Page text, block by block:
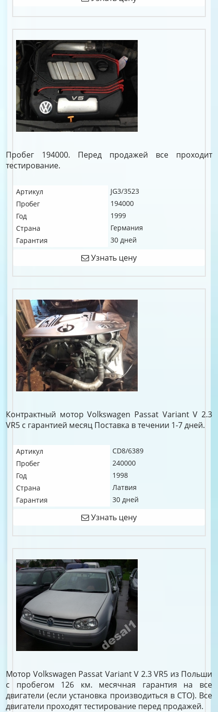
Пробег 194000. Перед продажей все проходит
тестирование.
Артикул
JG3/3523
Пробег
194000
Год
1999
Страна
Германия
Гарантия
30 дней
Узнать цену
Контрактный мотор Volkswagen Passat Variant V 2.3
VR5 c гарантией месяц Поставка в течении 1-7 дней.
Артикул
CD8/6389
Пробег
240000
Год
1998
Страна
Латвия
Гарантия
30 дней
Узнать цену
Мотор Volkswagen Passat Variant V 2.3 VR5 из Польши
с пробегом 126 км. месячная гарантия на все
двигатели (если установка производиться в СТО). Все
двигатели проходят тестирование перед продажей.